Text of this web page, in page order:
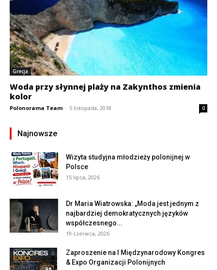
Grecja
Woda przy słynnej plaży na Zakynthos zmienia
kolor
Polonorama Team - 5 listopada, 2018 0
Najnowsze
Wizyta studyjna młodzieży polonijnej w
Polsce
15 lipca, 2026
Dr Maria Wiatrowska: „Moda jest jednym z
najbardziej demokratycznych języków
współczesnego...
19 czerwca, 2026
Zaproszenie na I Międzynarodowy Kongres
& Expo Organizacji Polonijnych